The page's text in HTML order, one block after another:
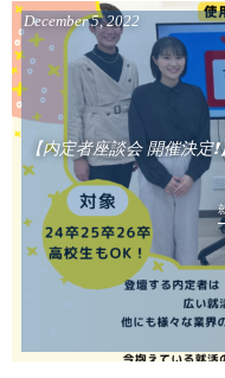
【内定者座談会 開催決定
December 5,2022